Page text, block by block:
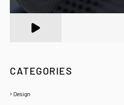
CATEGORIES
Design